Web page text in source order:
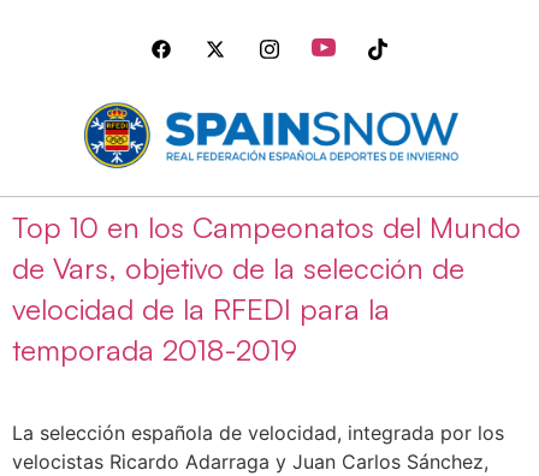
Top 10 en los Campeonatos del Mundo
de Vars, objetivo de la selección de
velocidad de la RFEDI para la
temporada 2018-2019
La selección española de velocidad, integrada por los
velocistas Ricardo Adarraga y Juan Carlos Sánchez,